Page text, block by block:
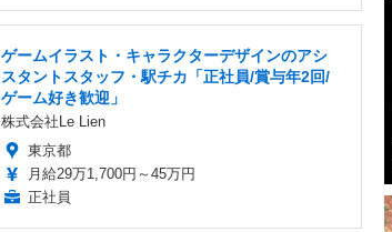
ゲームイラスト・キャラクターデザインのアシ
スタントスタッフ・駅チカ「正社員/賞与年2回/
ゲーム好き歓迎」
株式会社Le Lien
東京都
月給29万1,700円～45万円
正社員